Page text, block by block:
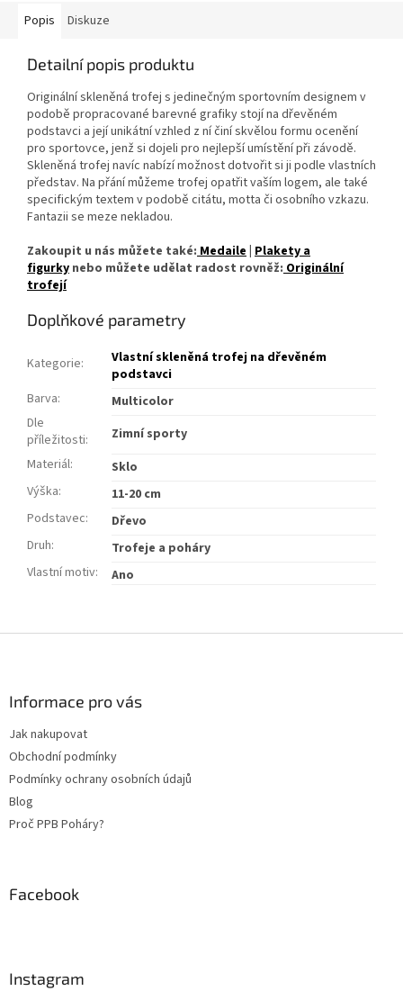
Popis Diskuze
Detailní popis produktu
Originální skleněná trofej s jedinečným sportovním designem v
podobě propracované barevné grafiky stojí na dřevěném
podstavci a její unikátní vzhled z ní činí skvělou formu ocenění
pro sportovce, jenž si dojeli pro nejlepší umístění při závodě.
Skleněná trofej navíc nabízí možnost dotvořit si ji podle vlastních
představ. Na přání můžeme trofej opatřit vaším logem, ale také
specifickým textem v podobě citátu, motta či osobního vzkazu.
Fantazii se meze nekladou.
Zakoupit u nás můžete také:Medaile Plakety a
figurky nebo můžete udělat radost rovněž:Originální
trofejí
Doplňkové parametry
Kategorie:
Vlastní skleněná trofej na dřevěném
podstavci
Barva:
Multicolor
Dle
příležitosti:
Zimní sporty
Materiál:
Sklo
Výška:
11-20 cm
Podstavec:
Dřevo
Druh:
Trofeje a poháry
Vlastní motiv: Ano
Informace pro vás
Jak nakupovat
Obchodní podmínky
Podmínky ochrany osobních údajů
Blog
Proč PPB Poháry?
Facebook
Instagram